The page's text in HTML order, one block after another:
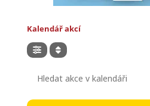
Kalendář akcí